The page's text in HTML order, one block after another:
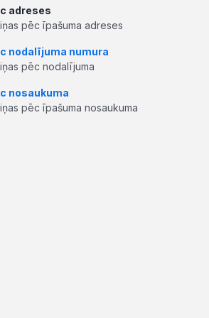
adreses
pēc īpašuma adreses
nodalījuma numura
pēc nodalījuma
nosaukuma
pēc īpašuma nosaukuma